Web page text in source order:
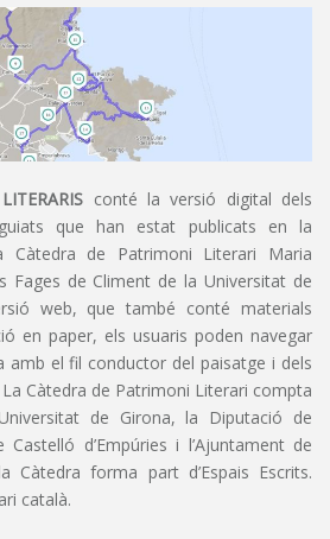
conté la versió digital dels
que han estat publicats en la
Càtedra de Patrimoni Literari Maria
Fages de Climent de la Universitat de
web, que també conté materials
en paper, els usuaris poden navegar
el fil conductor del paisatge i dels
La Càtedra de Patrimoni Literari compta
de Girona, la Diputació de
Castelló d’Empúries i l’Ajuntament de
Càtedra forma part d’Espais Escrits.
català.